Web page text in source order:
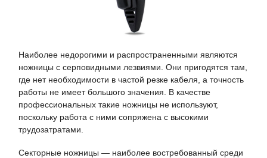
Наиболее недорогими и распространенными являются
ножницы с серповидными лезвиями. Они пригодятся там,
где нет необходимости в частой резке кабеля, а точность
работы не имеет большого значения. В качестве
профессиональных такие ножницы не используют,
поскольку работа с ними сопряжена с высокими
трудозатратами.
Секторные ножницы — наиболее востребованный среди